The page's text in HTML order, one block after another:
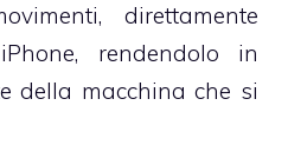
direttamente
rendendolo in
della macchina che si